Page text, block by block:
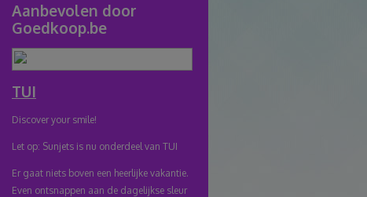
Aanbevolen door
Goedkoop.be
TUI
Discover your smile!
Let op: Sunjets is nu onderdeel van TUI
Er gaat niets boven een heerlijke vakantie.
Even ontsnappen aan de dagelijkse sleur